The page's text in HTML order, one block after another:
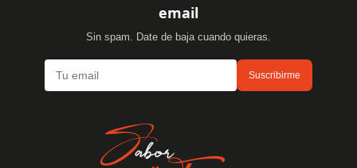
email
Sin spam. Date de baja cuando quieras.
Suscribirme